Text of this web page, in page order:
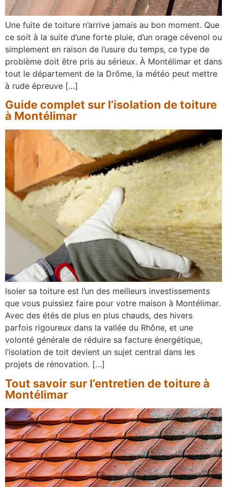
Une fuite de toiture n’arrive jamais au bon moment. Que
ce soit à la suite d’une forte pluie, d’un orage cévenol ou
simplement en raison de l’usure du temps, ce type de
problème doit être pris au sérieux. À Montélimar et dans
tout le département de la Drôme, la météo peut mettre
à rude épreuve […]
Guide complet sur l’isolation de toiture
à Montélimar
Isoler sa toiture est l’un des meilleurs investissements
que vous puissiez faire pour votre maison à Montélimar.
Avec des étés de plus en plus chauds, des hivers
parfois rigoureux dans la vallée du Rhône, et une
volonté générale de réduire sa facture énergétique,
l’isolation de toit devient un sujet central dans les
projets de rénovation. […]
Tout savoir sur l’entretien de toiture à
Montélimar